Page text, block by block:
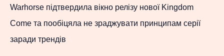
Warhorse підтвердила вікно релізу нової Kingdom
Come та пообіцяла не зраджувати принципам серії
заради трендів